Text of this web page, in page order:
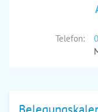
Telefon: